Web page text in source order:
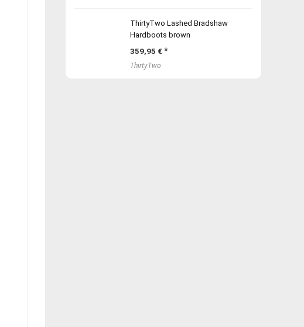
ThirtyTwo Lashed Bradshaw
Hardboots brown
359,95 €
ThirtyTwo